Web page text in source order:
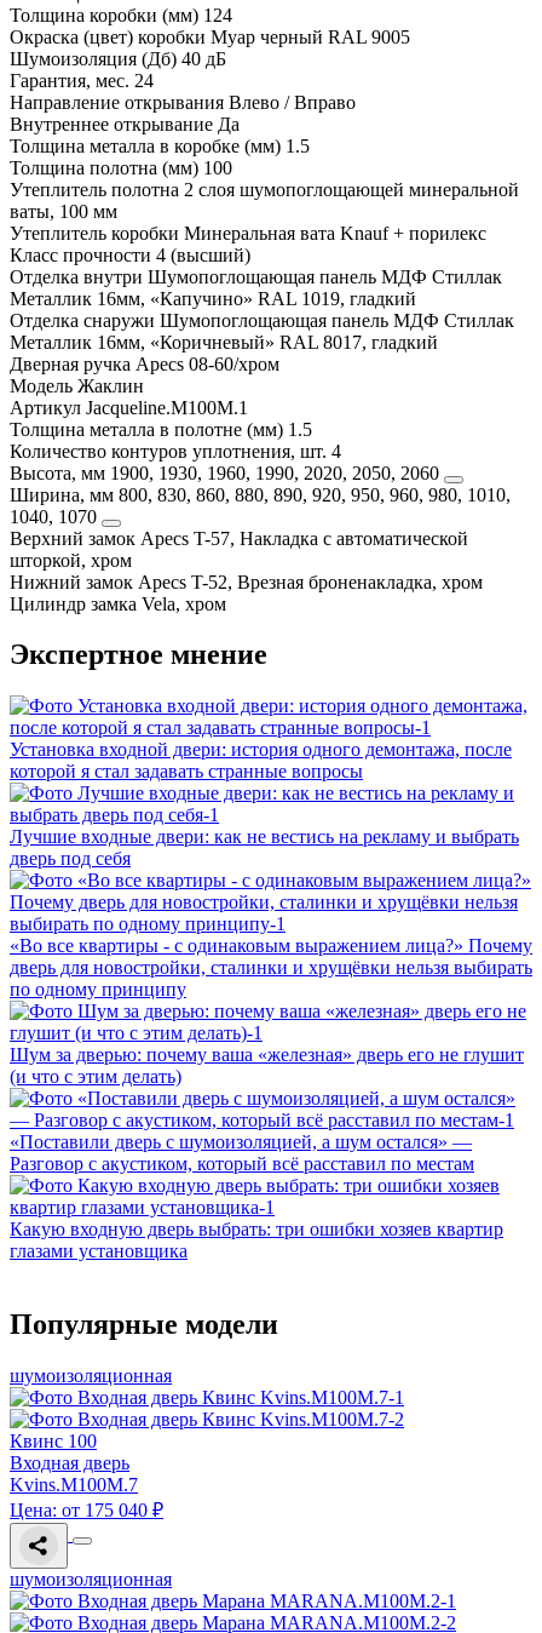
Толщина коробки (мм) 124
Окраска (цвет) коробки Муар черный RAL 9005
Шумоизоляция (Дб) 40 дБ
Гарантия, мес. 24
Направление открывания Влево / Вправо
Внутреннее открывание Да
Толщина металла в коробке (мм) 1.5
Толщина полотна (мм) 100
Утеплитель полотна 2 слоя шумопоглощающей минеральной
ваты, 100 мм
Утеплитель коробки Минеральная вата Knauf + порилекс
Класс прочности 4 (высший)
Отделка внутри Шумопоглощающая панель МДФ Стиллак
Металлик 16мм, «Капучино» RAL 1019, гладкий
Отделка снаружи Шумопоглощающая панель МДФ Стиллак
Металлик 16мм, «Коричневый» RAL 8017, гладкий
Дверная ручка Apecs 08-60/хром
Модель Жаклин
Артикул Jacqueline.M100M.1
Толщина металла в полотне (мм) 1.5
Количество контуров уплотнения, шт. 4
Высота, мм 1900, 1930, 1960, 1990, 2020, 2050, 2060
Ширина, мм 800, 830, 860, 880, 890, 920, 950, 960, 980, 1010,
1040, 1070
Верхний замок Apecs T-57, Накладка с автоматической
шторкой, хром
Нижний замок Apecs T-52, Врезная броненакладка, хром
Цилиндр замка Vela, хром
Экспертное мнение
Установка входной двери: история одного демонтажа, после
которой я стал задавать странные вопросы
Лучшие входные двери: как не вестись на рекламу и выбрать
дверь под себя
«Во все квартиры - с одинаковым выражением лица?» Почему
дверь для новостройки, сталинки и хрущёвки нельзя выбирать
по одному принципу
Шум за дверью: почему ваша «железная» дверь его не глушит
(и что с этим делать)
«Поставили дверь с шумоизоляцией, а шум остался» —
Разговор с акустиком, который всё расставил по местам
Какую входную дверь выбрать: три ошибки хозяев квартир
глазами установщика
Популярные модели
шумоизоляционная
Квинс 100
Входная дверь
Kvins.M100M.7
Цена: от 175 040 ₽
шумоизоляционная